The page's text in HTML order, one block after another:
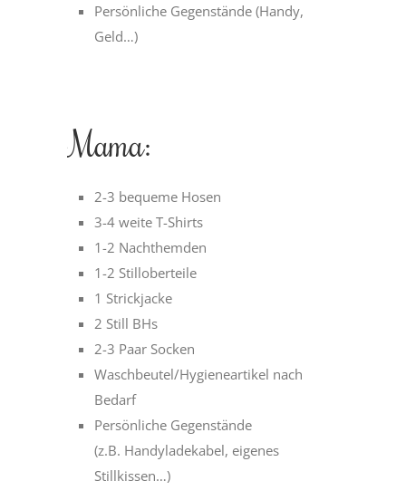
Persönliche Gegenstände (Handy,
Geld…)
Mama:
2-3 bequeme Hosen
3-4 weite T-Shirts
1-2 Nachthemden
1-2 Stilloberteile
1 Strickjacke
2 Still BHs
2-3 Paar Socken
Waschbeutel/Hygieneartikel nach
Bedarf
Persönliche Gegenstände
(z.B. Handyladekabel, eigenes
Stillkissen…)